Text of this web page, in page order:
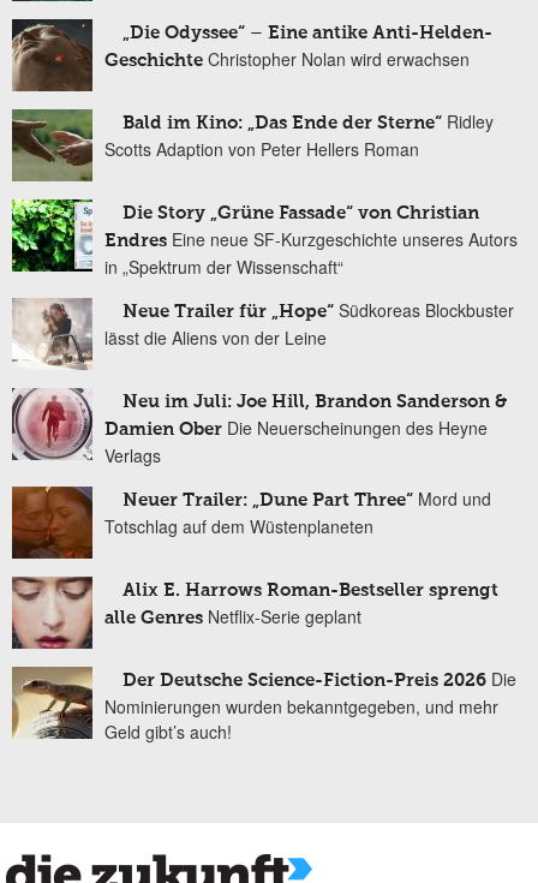
„Die Odyssee“ – Eine antike Anti-Helden-
Geschichte Christopher Nolan wird erwachsen
Bald im Kino: „Das Ende der Sterne“ Ridley
Scotts Adaption von Peter Hellers Roman
Die Story „Grüne Fassade“ von Christian
Endres Eine neue SF-Kurzgeschichte unseres Autors
in „Spektrum der Wissenschaft“
Neue Trailer für „Hope“ Südkoreas Blockbuster
lässt die Aliens von der Leine
Neu im Juli: Joe Hill, Brandon Sanderson &
Damien Ober Die Neuerscheinungen des Heyne
Verlags
Neuer Trailer: „Dune Part Three“ Mord und
Totschlag auf dem Wüstenplaneten
Alix E. Harrows Roman-Bestseller sprengt
alle Genres Netflix-Serie geplant
Der Deutsche Science-Fiction-Preis 2026 Die
Nominierungen wurden bekanntgegeben, und mehr
Geld gibt’s auch!